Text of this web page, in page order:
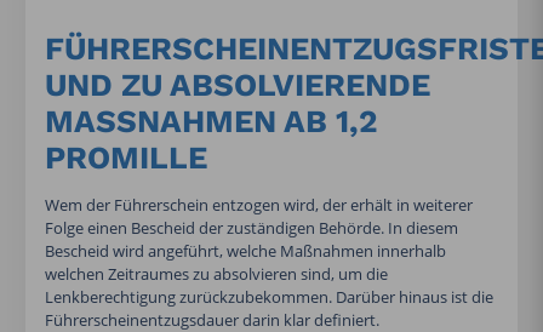
UND ZU ABSOLVIERENDE
MASSNAHMEN AB 1,2 P
ROMILLE
Wem der Führerschein entzogen wird, der erhält in weiterer
Folge einen Bescheid der zuständigen Behörde. In diesem
Bescheid wird angeführt, welche Maßnahmen innerhalb
welchen Zeitraumes zu absolvieren sind, um die
Lenkberechtigung zurückzubekommen. Darüber hinaus ist die
Führerscheinentzugsdauer darin klar definiert.